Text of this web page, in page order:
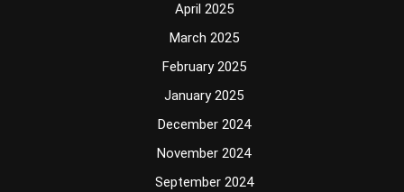
April 2025
March 2025
February 2025
January 2025
December 2024
November 2024
September 2024